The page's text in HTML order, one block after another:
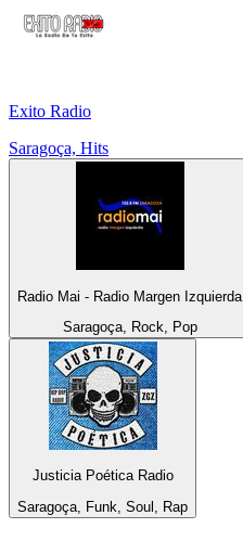
Exito Radio
Saragoça, Hits
Radio Mai - Radio Margen Izquierda
Saragoça, Rock, Pop
Justicia Poética Radio
Saragoça, Funk, Soul, Rap